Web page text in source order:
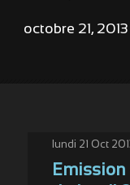
octobre 21, 2013
lundi 21 Oct
Emission